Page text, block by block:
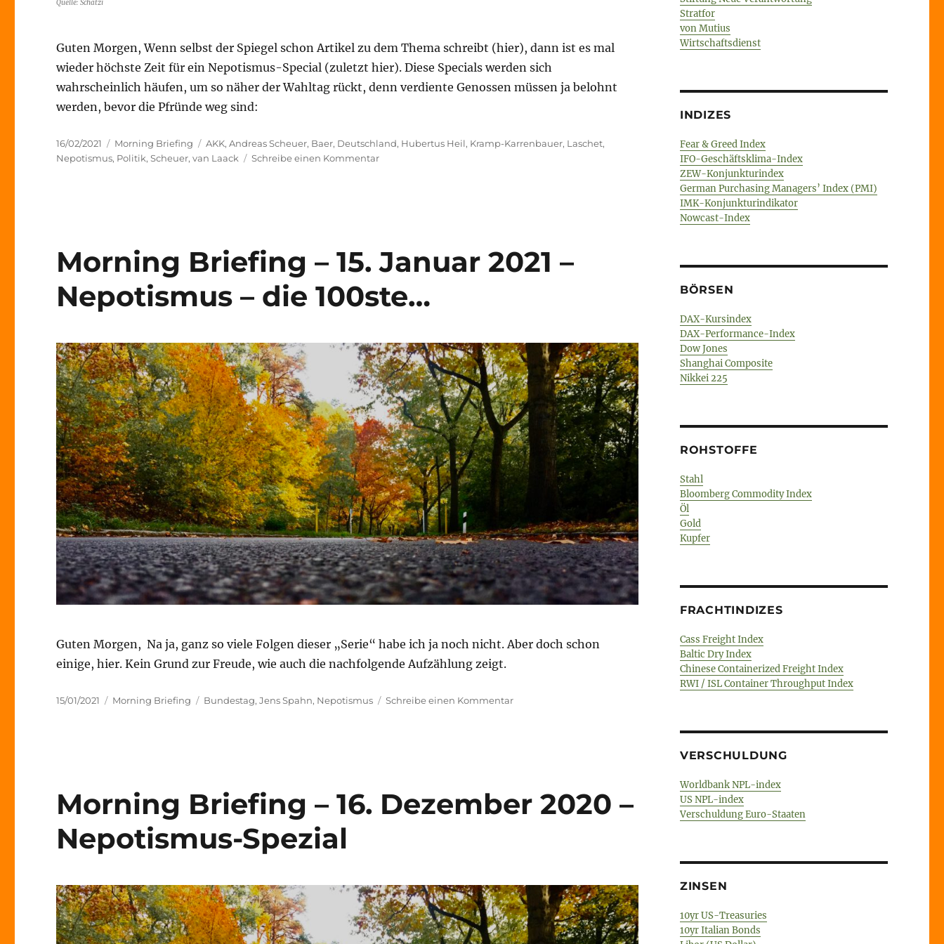
Quelle: Schatzi
Guten Morgen, Wenn selbst der Spiegel schon Artikel zu dem Thema schreibt (hier), dann ist es mal
wieder höchste Zeit für ein Nepotismus-Special (zuletzt hier). Diese Specials werden sich
wahrscheinlich häufen, um so näher der Wahltag rückt, denn verdiente Genossen müssen ja belohnt
werden, bevor die Pfründe weg sind:
Veröffentlicht
am
16/02/2021 Kategorien
Morning Briefing Schlagwörter
AKK,Andreas Scheuer, Baer, Deutschland, Hubertus Heil, Kramp-Karrenbauer, Laschet,
Nepotismus, Politik,Scheuer,van Laack Schreibe einen Kommentarzu
Nepotismus
–
Operation
Fahrt
auf
Morning Briefing – 15. Januar 2021 –
Nepotismus – die 100ste…
Guten Morgen, Na ja, ganz so viele Folgen dieser „Serie“ habe ich ja noch nicht. Aber doch schon
einige, hier. Kein Grund zur Freude, wie auch die nachfolgende Aufzählung zeigt.
Veröffentlicht
15/01/2021 Kategorien
Morning Briefing Schlagwörter
Bundestag,Jens Spahn, Nepotismus Schreibe einen Kommentarzu
–
Nepotismus
Morning Briefing – 16. Dezember 2020 –
Nepotismus-Spezial
Stratfor
von Mutius
Wirtschaftsdienst
INDIZES
Fear & Greed Index
IFO-Geschäftsklima-Index
ZEW-Konjunkturindex
German Purchasing Managers’ Index (PMI)
IMK-Konjunkturindikator
Nowcast-Index
BÖRSEN
DAX-Kursindex
DAX-Performance-Index
Dow Jones
Shanghai Composite
Nikkei 225
ROHSTOFFE
Stahl
Bloomberg Commodity Index
Öl
Gold
Kupfer
FRACHTINDIZES
Cass Freight Index
Baltic Dry Index
Chinese Containerized Freight Index
RWI / ISL Container Throughput Index
VERSCHULDUNG
Worldbank NPL-index
US NPL-index
Verschuldung Euro-Staaten
ZINSEN
10yr US-Treasuries
10yr Italian Bonds